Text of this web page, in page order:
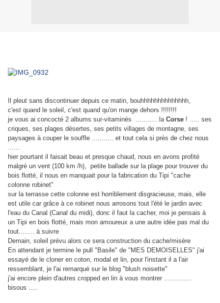
Il pleut sans discontinuer depuis ce matin, bouhhhhhhhhhhhhhh,
c'est quand le soleil, c'est quand qu'on mange dehors !!!!!!!!
je vous ai concocté 2 albums sur-vitaminés ........... la Corse ! ..... ses
criques, ses plages désertes, ses petits villages de montagne, ses
paysages à couper le souffle ........... et tout cela si près de chez nous
......
hier pourtant il faisait beau et presque chaud, nous en avons profité
malgré un vent (100 km /h), petite ballade sur la plage pour trouver du
bois flotté, il nous en manquait pour la fabrication du Tipi "cache
colonne robinet"
sur la terrasse cette colonne est horriblement disgracieuse, mais, elle
est utile car grâce à ce robinet nous arrosons tout l'été le jardin avec
l'eau du Canal (Canal du midi), donc il faut la cacher, moi je pensais à
un Tipi en bois flotté, mais mon amoureux a une autre idée pas mal du
tout........ à suivre
Demain, soleil prévu alors ce sera construction du cache/misère
En attendant je termine le pull "Basile" de "MES DEMOISELLES" j'ai
essayé de le cloner en coton, modal et lin, pour l'instant il a l'air
ressemblant, je l'ai remarqué sur le blog "blush noisette"
j'ai encore plein d'autres cropped en lin à vous montrer ..............
bisous .....